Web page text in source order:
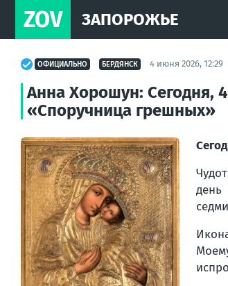
ZOV ЗАПОРОЖЬЕ
ОФИЦИАЛЬНО БЕРДЯНСК 4 июня 2026, 12:29
Анна Хорошун: Сегодня,
«Споручница грешных»
день